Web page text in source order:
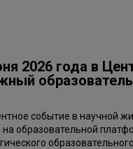
2026 года в
событие в научной
образовательной